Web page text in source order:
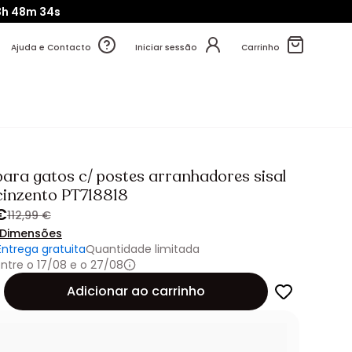
48m 33s
Ajuda e Contacto Iniciar sessão Carrinho
gatos c/ postes arranhadores sisal
PT718818
112,99 €
gratuitaQuantidade limitada
o 17/08 e o 27/08
Adicionar ao carrinho